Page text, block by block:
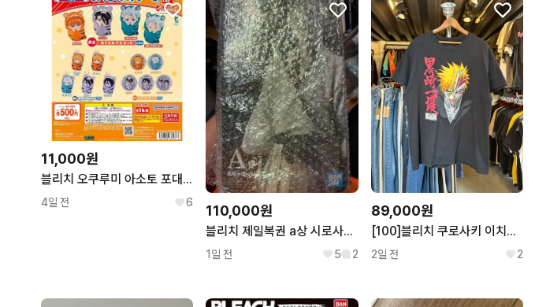
11,000원
블리치 오쿠루미 아소토 포대기 가챠 A상 토시로
4일 전 6 110,000원
블리치 제일복권 a상 시로사키 이치고 화이트
1일 전 5 2
89,000원
[100]블리치 쿠로사키 이치고 프린팅 티셔츠
2일 전 2